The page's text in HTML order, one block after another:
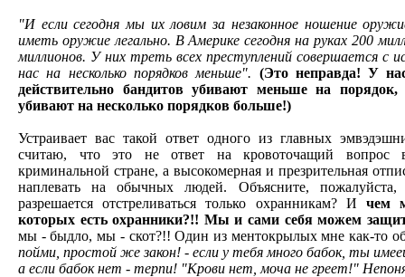
"И если сегодня мы их ловим за незаконное ношение
иметь оружие легально. В Америке сегодня на руках 200
миллионов. У них треть всех преступлений совершается с
нас на несколько порядков меньше". (Это неправда! У
действительно бандитов убивают меньше на
убивают на несколько порядков больше!)
Устраивает вас такой ответ одного из главных
считаю, что это не ответ на кровоточащий вопрос в
криминальной стране, а высокомерная и презрительная
наплевать на обычных людей. Объясните,
разрешается отстреливаться только охранникам? И чем
которых есть охранники?!! Мы и сами себя можем
мы - быдло, мы - скот?!! Один из ментокрылых мне как-то
пойми, простой же закон! - если у тебя много бабок, ты
а если бабок нет - терпи! "Крови нет, моча не греет!"